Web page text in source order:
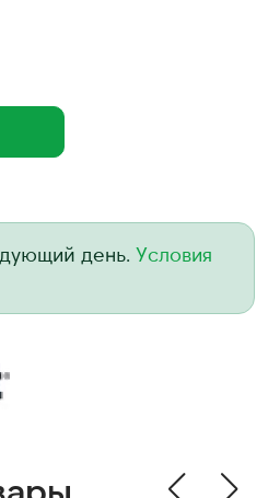
день. Условия